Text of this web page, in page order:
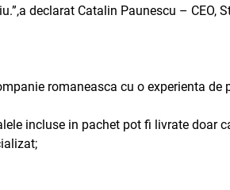
declarat Catalin Paunescu – CEO,
romaneasca cu o experienta de
incluse in pachet pot fi livrate doar